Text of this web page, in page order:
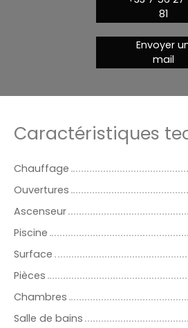
81
Envoyer
mail
Caractéristiques
Chauffage
Ouvertures
Ascenseur
Piscine
Surface
Pièces
Chambres
Salle de bains